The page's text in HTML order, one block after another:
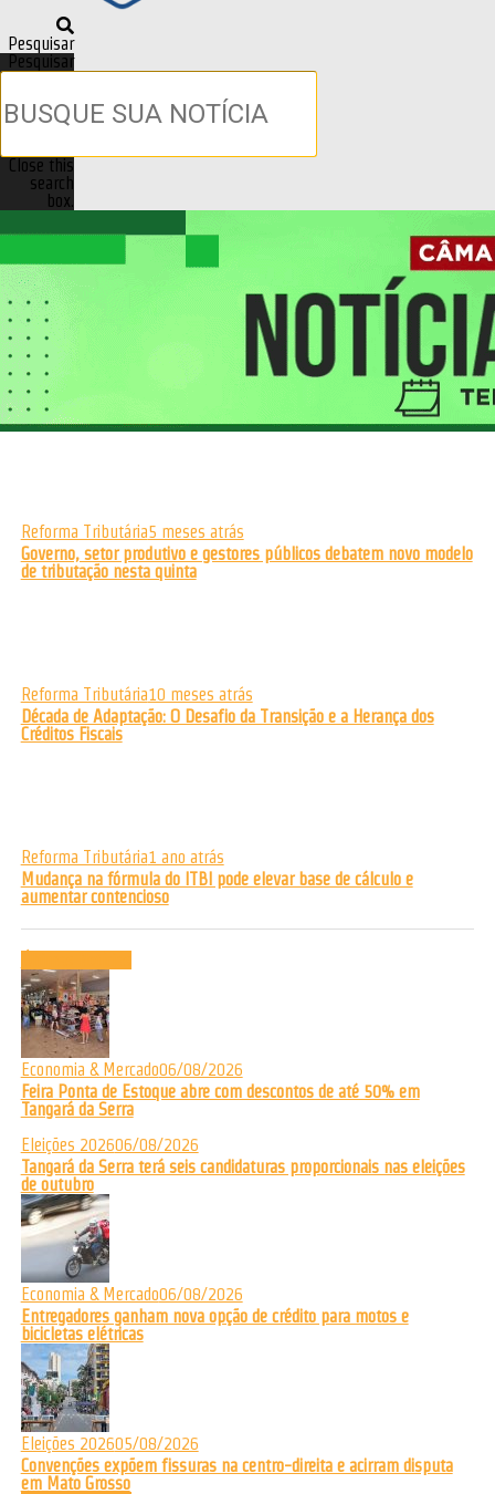
Pesquisar
Pesquisar
Close this
search
box.
Reforma Tributária5 meses atrás
Governo, setor produtivo e gestores públicos debatem novo modelo
de tributação nesta quinta
Reforma Tributária10 meses atrás
Década de Adaptação: O Desafio da Transição e a Herança dos
Créditos Fiscais
Reforma Tributária1 ano atrás
Mudança na fórmula do ITBI pode elevar base de cálculo e
aumentar contencioso
Economia & Mercado06/08/2026
Feira Ponta de Estoque abre com descontos de até 50% em
Tangará da Serra
Eleições 202606/08/2026
Tangará da Serra terá seis candidaturas proporcionais nas eleições
de outubro
Economia & Mercado06/08/2026
Entregadores ganham nova opção de crédito para motos e
bicicletas elétricas
Eleições 202605/08/2026
Convenções expõem fissuras na centro-direita e acirram disputa
em Mato Grosso